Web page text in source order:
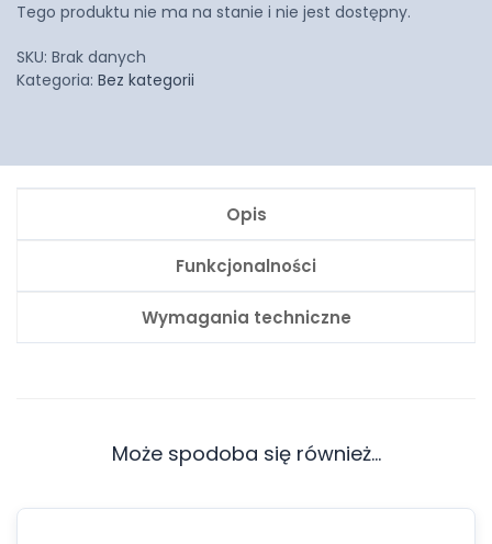
Tego produktu nie ma na stanie i nie jest dostępny.
SKU: Brak danych
Kategoria: Bez kategorii
Opis
Funkcjonalności
Wymagania techniczne
Może spodoba się również…